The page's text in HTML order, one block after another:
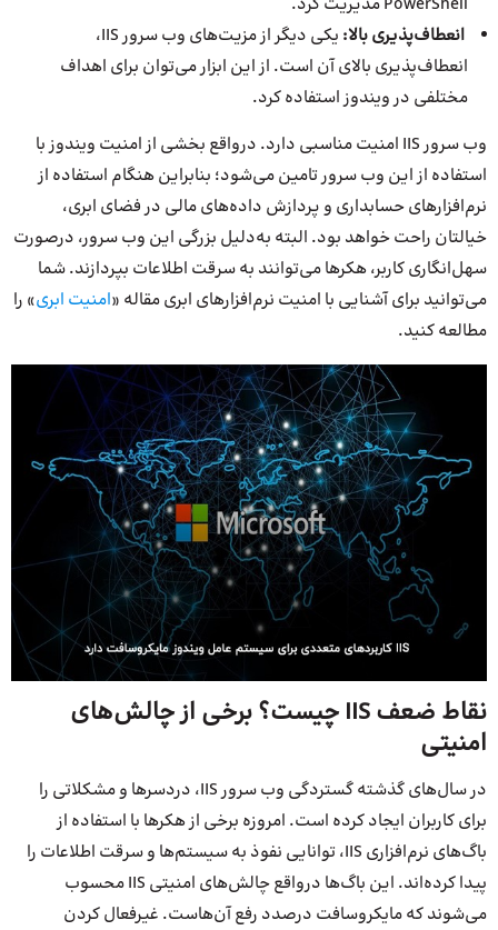
انعطاف‌پذیری بالا:
یکی دیگر از مزیت‌های وب سرور IIS،
انعطاف‌پذیری بالای آن است. از این ابزار می‌توان برای اهداف
مختلفی در ویندوز استفاده کرد.
وب سرور IIS امنیت مناسبی دارد. در‌واقع بخشی از امنیت ویندوز با
استفاده از این وب سرور تامین می‌شود؛ بنابراین هنگام استفاده از
نرم‌افزارهای حسابداری و پردازش داده‌های مالی در فضای ابری،
خیالتان راحت خواهد بود. البته به‌دلیل بزرگی این وب سرور، در‌صورت
سهل‌انگاری کاربر، هکرها می‌توانند به سرقت اطلاعات بپردازند. شما
می‌توانید برای آشنایی با امنیت نرم‌افزارهای ابری مقاله «امنیت ابری» را
مطالعه کنید.
نقاط ضعف IIS چیست؟ برخی از چالش‌های
امنیتی
در سال‌های گذشته گستردگی وب سرور IIS، دردسرها و مشکلاتی را
برای کاربران ایجاد کرده است. امروزه برخی از هکرها با استفاده از
باگ‌های نرم‌افزاری IIS، توانایی نفوذ به سیستم‌ها و سرقت اطلاعات را
پیدا کرده‌اند. این باگ‌ها در‌واقع چالش‌های امنیتی IIS محسوب
می‌شوند که مایکروسافت درصدد رفع آن‌هاست. غیر‌فعال کردن